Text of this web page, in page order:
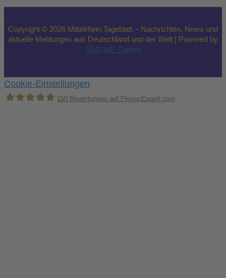
Copyright © 2026 Mittelrhein Tageblatt – Nachrichten, News und
aktuelle Meldungen aus Deutschland und der Welt | Powered by
SEO WP Theme
Cookie-Einstellungen
150 Bewertungen auf ProvenExpert.com